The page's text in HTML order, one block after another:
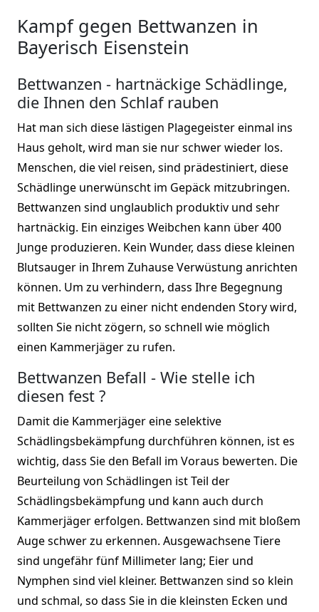
Kampf gegen Bettwanzen in
Bayerisch Eisenstein
Bettwanzen - hartnäckige Schädlinge,
die Ihnen den Schlaf rauben
Hat man sich diese lästigen Plagegeister einmal ins
Haus geholt, wird man sie nur schwer wieder los.
Menschen, die viel reisen, sind prädestiniert, diese
Schädlinge unerwünscht im Gepäck mitzubringen.
Bettwanzen sind unglaublich produktiv und sehr
hartnäckig. Ein einziges Weibchen kann über 400
Junge produzieren. Kein Wunder, dass diese kleinen
Blutsauger in Ihrem Zuhause Verwüstung anrichten
können. Um zu verhindern, dass Ihre Begegnung
mit Bettwanzen zu einer nicht endenden Story wird,
sollten Sie nicht zögern, so schnell wie möglich
einen Kammerjäger zu rufen.
Bettwanzen Befall - Wie stelle ich
diesen fest ?
Damit die Kammerjäger eine selektive
Schädlingsbekämpfung durchführen können, ist es
wichtig, dass Sie den Befall im Voraus bewerten. Die
Beurteilung von Schädlingen ist Teil der
Schädlingsbekämpfung und kann auch durch
Kammerjäger erfolgen. Bettwanzen sind mit bloßem
Auge schwer zu erkennen. Ausgewachsene Tiere
sind ungefähr fünf Millimeter lang; Eier und
Nymphen sind viel kleiner. Bettwanzen sind so klein
und schmal, so dass Sie in die kleinsten Ecken und